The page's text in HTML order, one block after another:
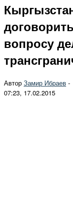
вопросу
Автор Замир Ибраев -
07:23, 17.02.2015